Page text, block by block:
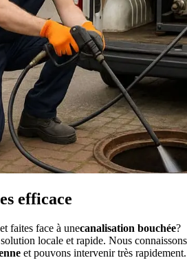
efficace
faites face à unecanalisation bouchée?
locale et rapide. Nous connaissons
et pouvons intervenir très rapidement.